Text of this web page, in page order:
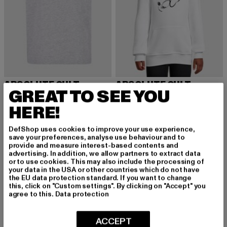
ABSOLUTE CULT
Kids Lilo and Stitch - Sitting on Heart Basic T-Shirt
18,99 EUR
Derzeitiger Preis: 18,99 EUR
ABSOLUTE CULT
16,80 EUR
Derzeitiger Preis: 16,80 EUR
39,99 EUR
-45% -25%
GREAT TO SEE YOU
HERE!
DefShop uses cookies to improve your use experience,
save your preferences, analyse use behaviour and to
provide and measure interest-based contents and
advertising. In addition, we allow partners to extract data
or to use cookies. This may also include the processing of
your data in the USA or other countries which do not have
the EU data protection standard. If you want to change
this, click on "Custom settings". By clicking on "Accept" you
agree to this. Data protection
ACCEPT